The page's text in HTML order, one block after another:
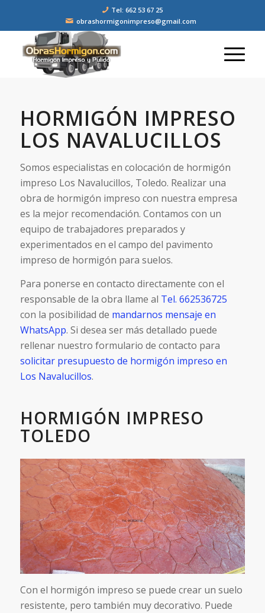
Tel: 662 53 67 25
obrashormigonimpreso@gmail.com
HORMIGÓN IMPRESO
LOS NAVALUCILLOS
Somos especialistas en colocación de hormigón
impreso Los Navalucillos, Toledo. Realizar una
obra de hormigón impreso con nuestra empresa
es la mejor recomendación. Contamos con un
equipo de trabajadores preparados y
experimentados en el campo del pavimento
impreso de hormigón para suelos.
Para ponerse en contacto directamente con el
responsable de la obra llame al Tel. 662536725
con la posibilidad de mandarnos mensaje en
WhatsApp. Si desea ser más detallado puede
rellenar nuestro formulario de contacto para
solicitar presupuesto de hormigón impreso en
Los Navalucillos.
HORMIGÓN IMPRESO
TOLEDO
Con el hormigón impreso se puede crear un suelo
resistente, pero también muy decorativo. Puede